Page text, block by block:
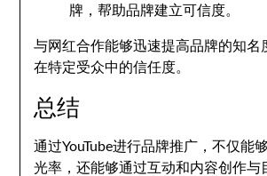
牌，帮助品牌建立可信度。
与网红合作能够迅速提高品牌的知名
在特定受众中的信任度。
总结
通过YouTube进行品牌推广，不仅能
光率，还能够通过互动和内容创作与